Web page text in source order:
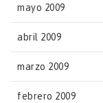
mayo 2009
abril 2009
marzo 2009
febrero 2009